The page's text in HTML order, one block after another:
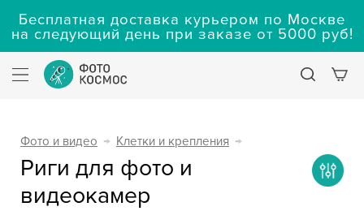
Бесплатная доставка курьером по Москве
на следующий день при заказе от 5000 руб!
Фото и видео → Клетки и крепления →
Риги для фото и
видеокамер